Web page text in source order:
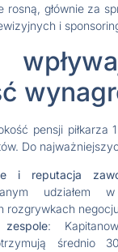
rosną, głównie za
i
pensji piłkarza
Do
i reputacja
udziałem
rozgrywkach
:
średnio